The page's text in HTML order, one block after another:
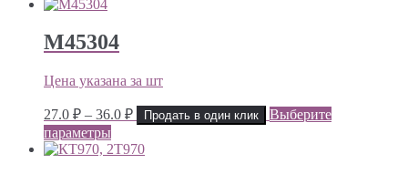
М45304
Цена указана за шт
27.0 ₽ – 36.0 ₽Диапазон
цен:
27.0 ₽
Продать в один клик
Выберите
параметры